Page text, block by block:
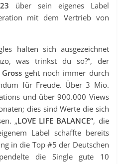
über sein eigenes Label
mit dem Vertrieb von
halten sich ausgezeichnet
was trinkst du so?“, der
geht noch immer durch
für Freude. Über 3 Mio.
und über 900.000 Views
dies sind Werte die sich
„LOVE LIFE BALANCE“, die
Label schaffte bereits
in die Top #5 der Deutschen
die Single gute 10